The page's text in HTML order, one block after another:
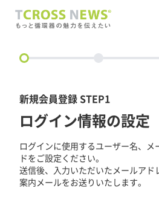
circle
新規会員登録 STEP1
ログイン情報の設定
ログインに使用するユーザー名、メ
ドをご設定ください。
送信後、入力いただいたメールアド
案内メールをお送りいたします。